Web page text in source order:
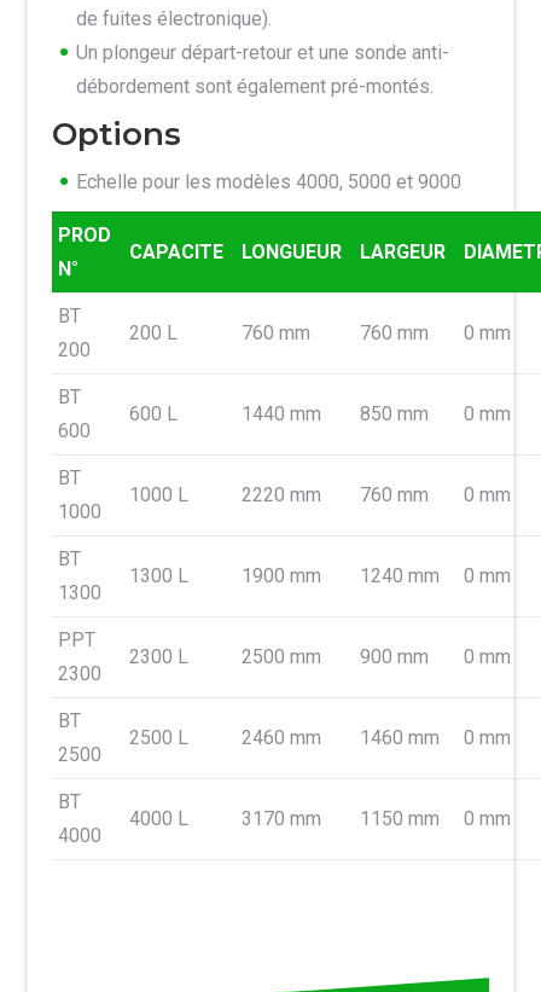
de fuites électronique).
Un plongeur départ-retour et une sonde anti-
débordement sont également pré-montés.
Options
Echelle pour les modèles 4000, 5000 et 9000
PROD
N°
CAPACITE LONGUEUR LARGEUR
BT
200
200 L 760 mm 760 mm 0 mm
BT
600
600 L 1440 mm 850 mm 0 mm
BT
1000
1000 L 2220 mm 760 mm 0 mm
BT
1300
1300 L 1900 mm 1240 mm 0 mm
PPT
2300
2300 L 2500 mm 900 mm 0 mm
BT
2500
2500 L 2460 mm 1460 mm 0 mm
BT
4000
4000 L 3170 mm 1150 mm 0 mm